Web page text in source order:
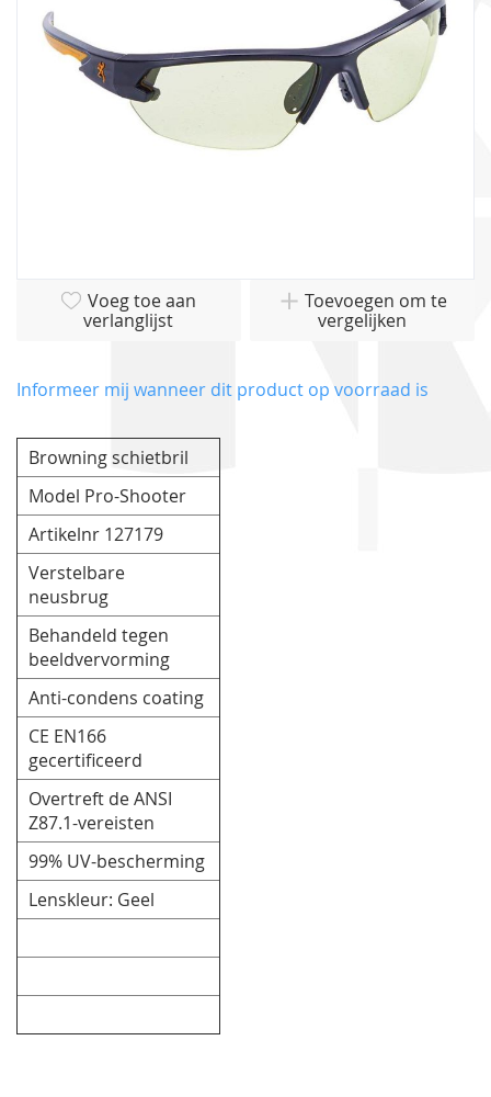
van
afbeeldingen-
gallerij
Voeg toe aan
verlanglijst
Toevoegen om te
vergelijken
Informeer mij wanneer dit product op voorraad is
Browning schietbril
Model Pro-Shooter
Artikelnr 127179
Verstelbare
neusbrug
Behandeld tegen
beeldvervorming
Anti-condens coating
CE EN166
gecertificeerd
Overtreft de ANSI
Z87.1-vereisten
99% UV-bescherming
Lenskleur: Geel